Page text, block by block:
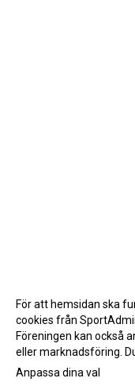
För att hemsidan ska
cookies från
Föreningen kan också
eller marknadsföring.
Anpassa dina val